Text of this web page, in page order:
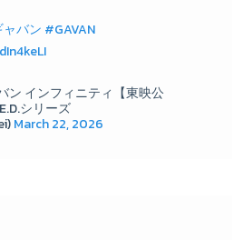
バン #GAVAN
ン インフィニティ【東映公
シリーズ
March 22, 2026